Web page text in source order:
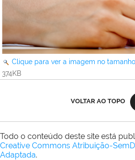
Clique para ver a imagem no
374KB
VOLTAR AO TOPO
Todo o conteúdo deste site está
Creative Commons Atribuição-
Adaptada.